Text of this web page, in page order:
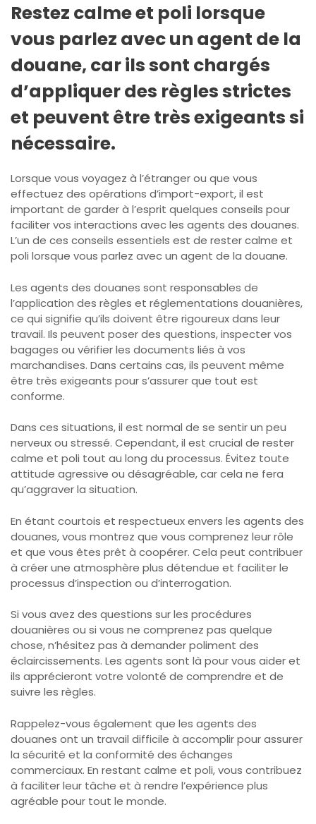
Restez calme et poli lorsque
vous parlez avec un agent de la
douane, car ils sont chargés
d’appliquer des règles strictes
et peuvent être très exigeants si
nécessaire.
Lorsque vous voyagez à l’étranger ou que vous
effectuez des opérations d’import-export, il est
important de garder à l’esprit quelques conseils pour
faciliter vos interactions avec les agents des douanes.
L’un de ces conseils essentiels est de rester calme et
poli lorsque vous parlez avec un agent de la douane.
Les agents des douanes sont responsables de
l’application des règles et réglementations douanières,
ce qui signifie qu’ils doivent être rigoureux dans leur
travail. Ils peuvent poser des questions, inspecter vos
bagages ou vérifier les documents liés à vos
marchandises. Dans certains cas, ils peuvent même
être très exigeants pour s’assurer que tout est
conforme.
Dans ces situations, il est normal de se sentir un peu
nerveux ou stressé. Cependant, il est crucial de rester
calme et poli tout au long du processus. Évitez toute
attitude agressive ou désagréable, car cela ne fera
qu’aggraver la situation.
En étant courtois et respectueux envers les agents des
douanes, vous montrez que vous comprenez leur rôle
et que vous êtes prêt à coopérer. Cela peut contribuer
à créer une atmosphère plus détendue et faciliter le
processus d’inspection ou d’interrogation.
Si vous avez des questions sur les procédures
douanières ou si vous ne comprenez pas quelque
chose, n’hésitez pas à demander poliment des
éclaircissements. Les agents sont là pour vous aider et
ils apprécieront votre volonté de comprendre et de
suivre les règles.
Rappelez-vous également que les agents des
douanes ont un travail difficile à accomplir pour assurer
la sécurité et la conformité des échanges
commerciaux. En restant calme et poli, vous contribuez
à faciliter leur tâche et à rendre l’expérience plus
agréable pour tout le monde.